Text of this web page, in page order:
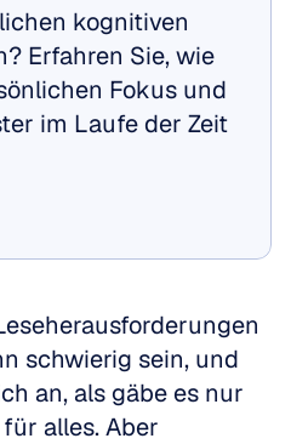
kognitiven
Erfahren Sie, wie
Fokus und
im Laufe der Zeit
schwierig sein, und
an, als gäbe es nur
alles. Aber